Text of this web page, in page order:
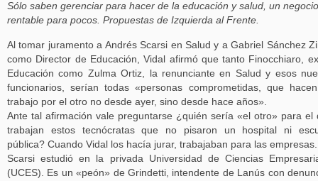
Sólo saben gerenciar para hacer de la educación y salud, un negocio
rentable para pocos. Propuestas de Izquierda al Frente.
Al tomar juramento a Andrés Scarsi en Salud y a Gabriel Sánchez
como Director de Educación, Vidal afirmó que tanto Finocchiaro,
Educación como Zulma Ortiz, la renunciante en Salud y esos
funcionarios, serían todas «personas comprometidas, que
trabajo por el otro no desde ayer, sino desde hace años».
Ante tal afirmación vale preguntarse ¿quién sería «el otro» para el
trabajan estos tecnócratas que no pisaron un hospital ni
pública? Cuando Vidal los hacía jurar, trabajaban para las empresas.
Scarsi estudió en la privada Universidad de Ciencias
(UCES). Es un «peón» de Grindetti, intendente de Lanús con